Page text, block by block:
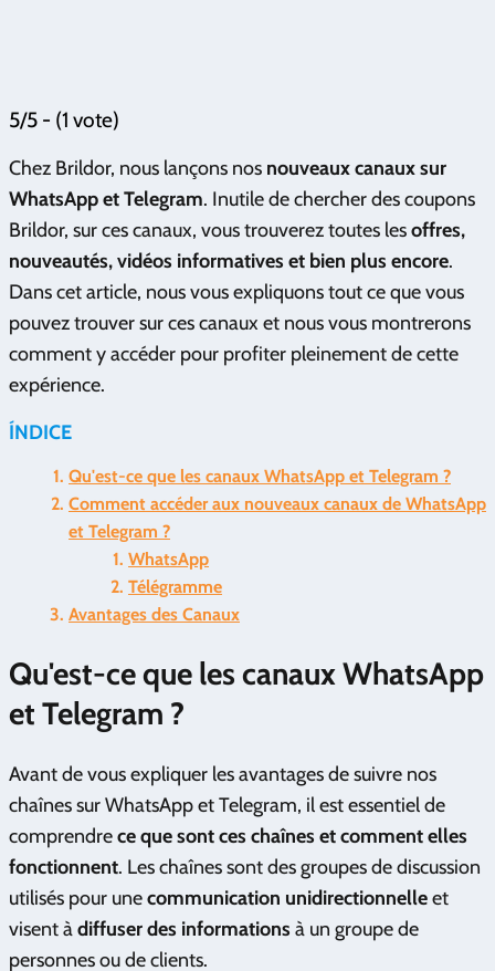
5/5 - (1 vote)
Chez Brildor, nous lançons nos nouveaux canaux sur
WhatsApp et Telegram. Inutile de chercher des coupons
Brildor, sur ces canaux, vous trouverez toutes lesoffres,
nouveautés, vidéos informatives et bien plus encore.
Dans cet article, nous vous expliquons tout ce que vous
pouvez trouver sur ces canaux et nous vous montrerons
comment y accéder pour profiter pleinement de cette
expérience.
ÍNDICE
Qu'est-ce que les canaux WhatsApp et Telegram ?
Comment accéder aux nouveaux canaux de WhatsApp
et Telegram ?
WhatsApp
Télégramme
Avantages des Canaux
Qu'est-ce que les canaux WhatsApp
et Telegram ?
Avant de vous expliquer les avantages de suivre nos
chaînes sur WhatsApp et Telegram, il est essentiel de
comprendrece que sont ces chaînes et comment elles
fonctionnent. Les chaînes sont des groupes de discussion
utilisés pour unecommunication unidirectionnelleet
visent àdiffuser des informations à un groupe de
personnes ou de clients.